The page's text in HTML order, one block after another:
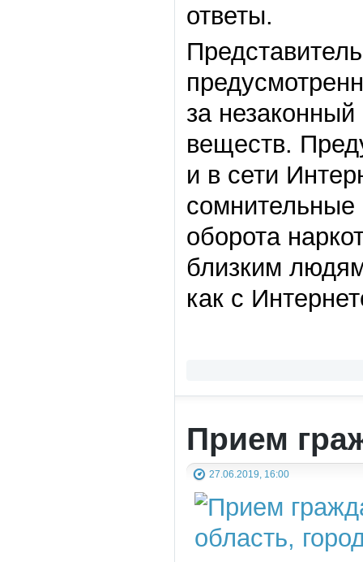
ответы.
за
веществ.
и в сети
оборота
близким
как с
Прием
27.06.2019, 16:00